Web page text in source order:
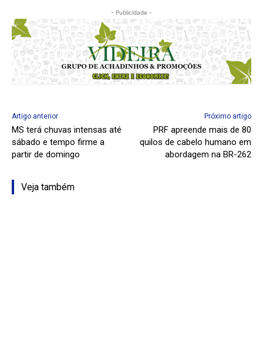
- Publicidade -
Artigo anterior
MS terá chuvas intensas até
sábado e tempo firme a
partir de domingo
Próximo artigo
PRF apreende mais de 80
quilos de cabelo humano em
abordagem na BR-262
Veja também